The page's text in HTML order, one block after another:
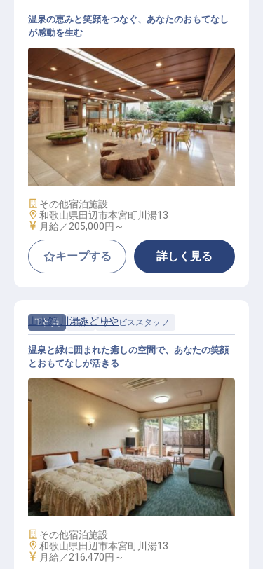
接遇スタッフ（フロント）
温泉の恵みと笑顔をつなぐ、あなたのおもてなし
が感動を生む
施設業態
その他宿泊施設
勤務地
和歌山県田辺市本宮町川湯13
給与
月給／205,000円～
キープする 詳しく見る
正社員 宿泊 サービススタッフ
総合職
山水館 川湯みどりや
温泉と緑に囲まれた癒しの空間で、あなたの笑顔
とおもてなしが活きる
施設業態
その他宿泊施設
勤務地
和歌山県田辺市本宮町川湯13
給与
月給／216,470円～